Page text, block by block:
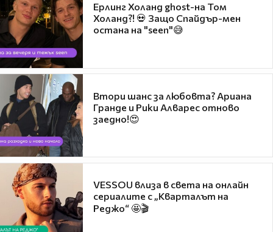
Ерлинг Холанд ghost-на Том
Холанд?! 💀 Защо Спайдър-мен
остана на "seen"😅
Втори шанс за любовта? Ариана
Гранде и Рики Алварес отново
заедно!😍
VESSOU влиза в света на онлайн
сериалите с „Кварталът на
Реджо“ 🤩🎬